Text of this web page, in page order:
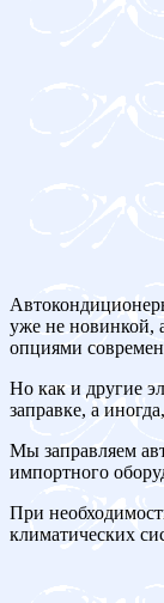
уже не новинкой,
опциями
Но как и другие
заправке, а
Мы заправляем
импортного
При
климатических